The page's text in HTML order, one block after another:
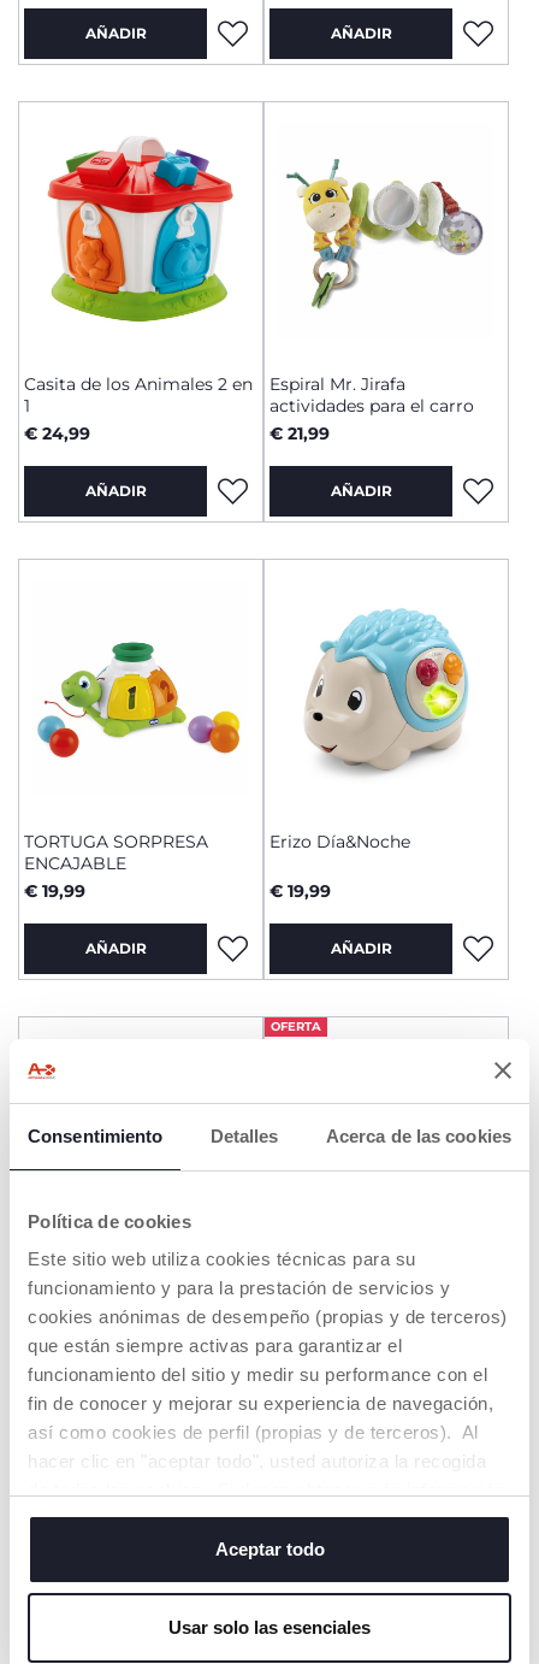
Consentimiento Detalles Acerca de las cookies
Política de cookies
Este sitio web utiliza cookies técnicas para su
funcionamiento y para la prestación de servicios y
cookies anónimas de desempeño (propias y de terceros)
que están siempre activas para garantizar el
funcionamiento del sitio y medir su performance con el
fin de conocer y mejorar su experiencia de navegación,
así como cookies de perfil (propias y de terceros). Al
hacer clic en "aceptar todo", usted autoriza la recogida
o cambiar o revocar el consentimiento de todas o
algunas cookies, haga clic en "mostrar detalles". Al
cerrar este banner, usted consiente en utilizar
servicio solicitado.
Aceptar todo
Usar solo las esenciales
AÑADIR AÑADIR
Casita de los Animales 2 en
1
€ 24,99
AÑADIR
Espiral Mr. Jirafa
actividades para el carro
€ 21,99
AÑADIR
TORTUGA SORPRESA
ENCAJABLE
€ 19,99
AÑADIR
Erizo Día&Noche
€ 19,99
AÑADIR
Descubre el Animal
€ 19,99
AÑADIR
OFERTA
Feeding Gift Set
€ 13,99
AÑADIR